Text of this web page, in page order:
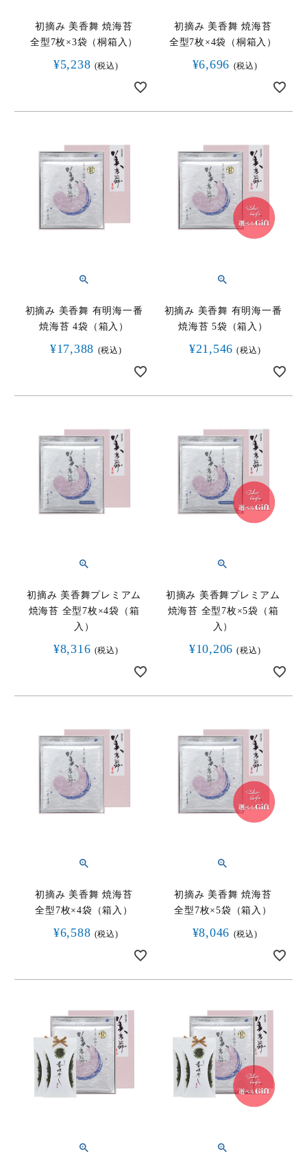
商品番号
〜
在庫なし商品を表示しない
初摘み 美香舞 焼海苔
全型7枚×3袋（桐箱入）
¥5,238 税込
初摘み 美香舞 焼海苔
全型7枚×4袋（桐箱入）
¥6,696 税込
初摘み 美香舞 有明海一番
焼海苔 4袋（箱入）
¥17,388 税込
初摘み 美香舞 有明海一番
焼海苔 5袋（箱入）
¥21,546 税込
初摘み 美香舞プレミアム
焼海苔 全型7枚×4袋（箱
入）
¥8,316 税込
初摘み 美香舞プレミアム
焼海苔 全型7枚×5袋（箱
入）
¥10,206 税込
初摘み 美香舞 焼海苔
全型7枚×4袋（箱入）
¥6,588 税込
初摘み 美香舞 焼海苔
全型7枚×5袋（箱入）
¥8,046 税込